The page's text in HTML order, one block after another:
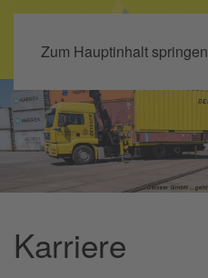
Zum Hauptinhalt springen
Karriere